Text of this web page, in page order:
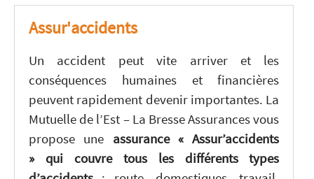
Assur'accidents
Un accident peut vite arriver et les
conséquences humaines et financières
peuvent rapidement devenir importantes. La
Mutuelle de l’Est – La Bresse Assurances vous
propose une assurance « Assur’accidents
» qui couvre tous les différents types